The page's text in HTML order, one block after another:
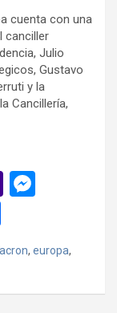
cuenta con una
canciller
Julio
Gustavo
y la
Cancillería,
Y
o
o
n
g
m
p
, europa,